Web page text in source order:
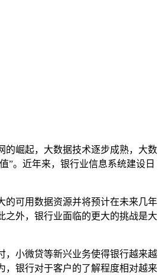
的崛起，大数据技术逐步成熟，大数
”。近年来，银行业信息系统建设日
的可用数据资源并将预计在未来几年
之外，银行业面临的更大的挑战是大
，小微贷等新兴业务使得银行越来越
，银行对于客户的了解程度相对越来